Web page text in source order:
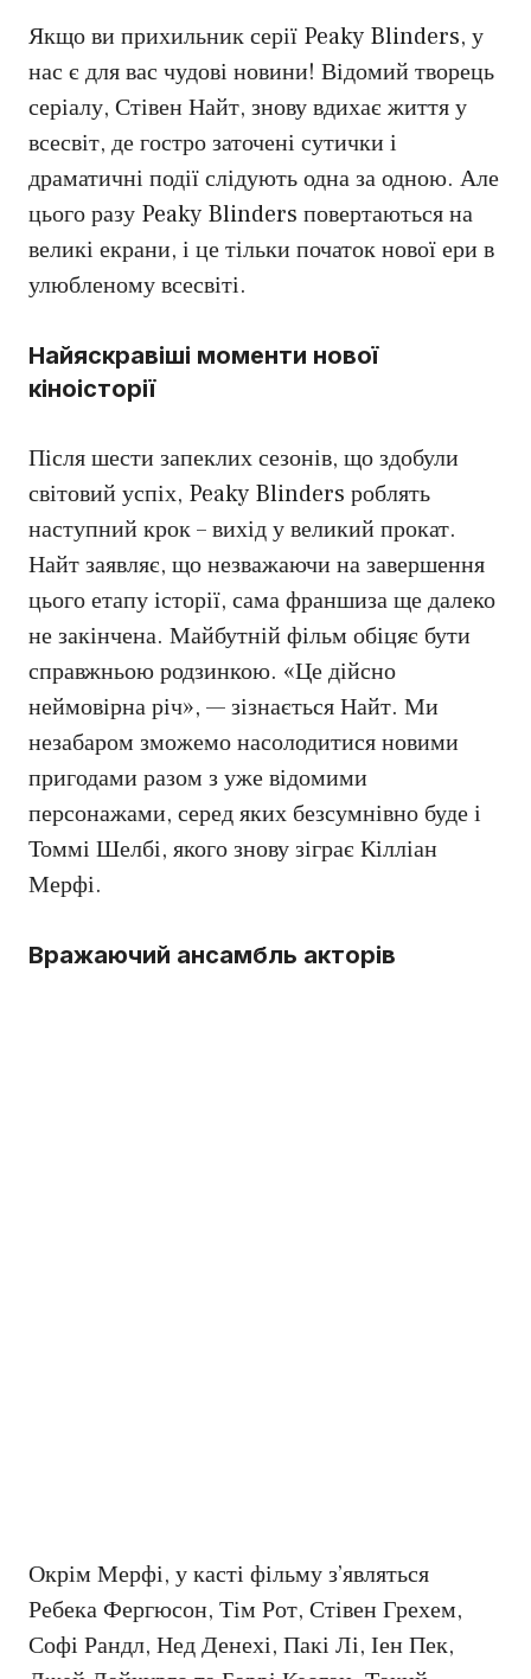
Якщо ви прихильник серії Peaky Blinders, у
нас є для вас чудові новини! Відомий творець
серіалу, Стівен Найт, знову вдихає життя у
всесвіт, де гостро заточені сутички і
драматичні події слідують одна за одною. Але
цього разу Peaky Blinders повертаються на
великі екрани, і це тільки початок нової ери в
улюбленому всесвіті.
Найяскравіші моменти нової
кіноісторії
Після шести запеклих сезонів, що здобули
світовий успіх, Peaky Blinders роблять
наступний крок – вихід у великий прокат.
Найт заявляє, що незважаючи на завершення
цього етапу історії, сама франшиза ще далеко
не закінчена. Майбутній фільм обіцяє бути
справжньою родзинкою. «Це дійсно
неймовірна річ», — зізнається Найт. Ми
незабаром зможемо насолодитися новими
пригодами разом з уже відомими
персонажами, серед яких безсумнівно буде і
Томмі Шелбі, якого знову зіграє Кілліан
Мерфі.
Вражаючий ансамбль акторів
Окрім Мерфі, у касті фільму з’являться
Ребека Фергюсон, Тім Рот, Стівен Грехем,
Софі Рандл, Нед Денехі, Пакі Лі, Іен Пек,